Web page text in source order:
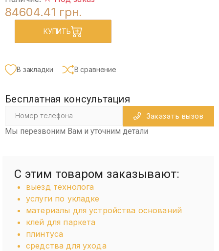
84604.41 грн.
КУПИТЬ
В закладки В сравнение
Бесплатная консультация
Заказать вызов
Мы перезвоним Вам и уточним детали
С этим товаром заказывают:
выезд технолога
услуги по укладке
материалы для устройства оснований
клей для паркета
плинтуса
средства для ухода